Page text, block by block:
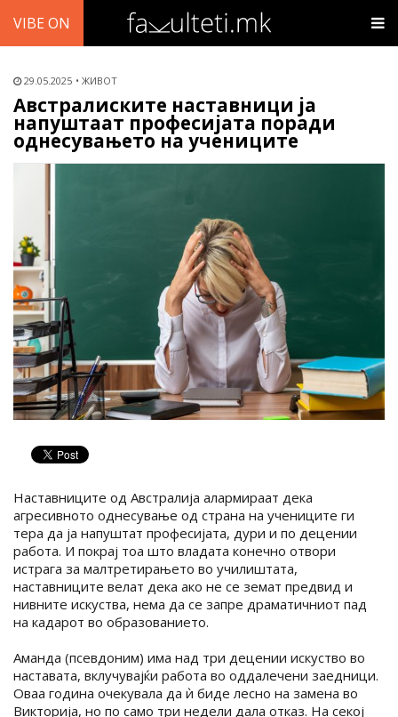
VIBE ON
29.05.2025 ЖИВОТ
Австралиските наставници ја
напуштаат професијата поради
однесувањето на учениците
Наставниците од Австралија алармираат дека
агресивното однесување од страна на учениците ги
тера да ја напуштат професијата, дури и по децении
работа. И покрај тоа што владата конечно отвори
истрага за малтретирањето во училиштата,
наставниците велат дека ако не се земат предвид и
нивните искуства, нема да се запре драматичниот пад
на кадарот во образованието.
Аманда (псевдоним) има над три децении искуство во
наставата, вклучувајќи работа во оддалечени заедници.
Оваа година очекувала да ѝ биде лесно на замена во
Викторија, но по само три недели дала отказ. На секој